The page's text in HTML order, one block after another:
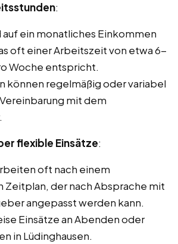
:
auf ein monatliches Einkommen
oft einer Arbeitszeit von etwa 6-
Woche entspricht.
können regelmäßig oder variabel
mit dem
flexible Einsätze:
oft nach einem
der nach Absprache mit
angepasst werden kann.
Einsätze an Abenden oder
in Lüdinghausen.